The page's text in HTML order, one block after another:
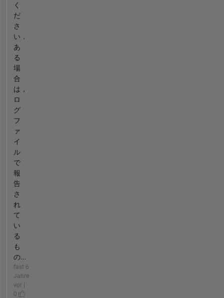
く
だ
さ
い．
あ
る
場
合
は，
ロ
グ
フ
ァ
イ
ル
で
報
告
さ
れ
て
い
る
も
の...
fast 6
Jahre
vor |
0